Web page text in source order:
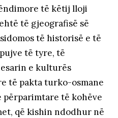
të këtij lloji
të gjeografisë së
të historisë e të
të tyre, të
e kulturës
të pakta turko-osmane
të kohëve
që kishin ndodhur në